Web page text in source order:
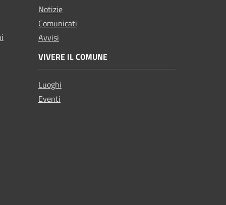
Notizie
Comunicati
Avvisi
VIVERE IL COMUNE
Luoghi
Eventi